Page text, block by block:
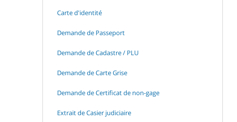
Carte d'identité
Demande de Passeport
Demande de Cadastre / PLU
Demande de Carte Grise
Demande de Certificat de non-gage
Extrait de Casier judiciaire